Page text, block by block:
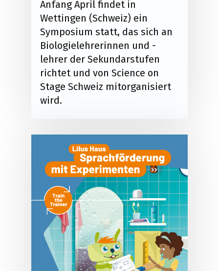
Anfang April findet in
Wettingen (Schweiz) ein
Symposium statt, das sich an
Biologielehrerinnen und -
lehrer der Sekundarstufen
richtet und von Science on
Stage Schweiz mitorganisiert
wird.